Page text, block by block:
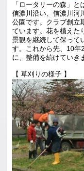
「ロータリーの森」と
信濃川沿い、信濃川河
公園です。クラブ創立
ています。花を植えた
景観を継続して保って
す。これから先、10年
に、整備を続けていき
【 草刈りの様子 】